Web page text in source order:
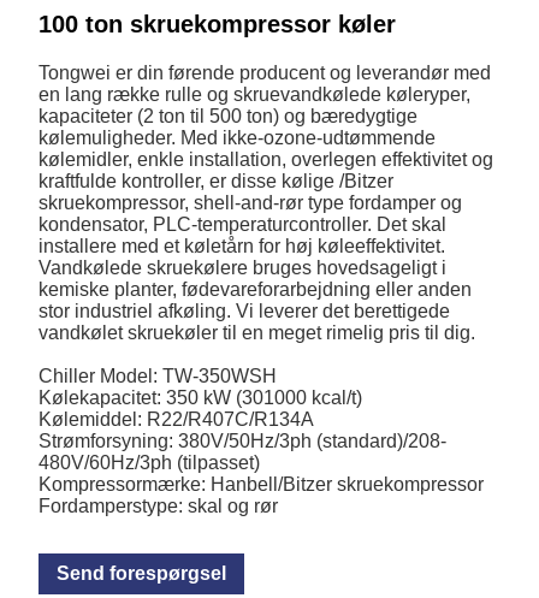
100 ton skruekompressor køler
Tongwei er din førende producent og leverandør med
en lang række rulle og skruevandkølede køleryper,
kapaciteter (2 ton til 500 ton) og bæredygtige
kølemuligheder. Med ikke-ozone-udtømmende
kølemidler, enkle installation, overlegen effektivitet og
kraftfulde kontroller, er disse kølige /Bitzer
skruekompressor, shell-and-rør type fordamper og
kondensator, PLC-temperaturcontroller. Det skal
installere med et køletårn for høj køleeffektivitet.
Vandkølede skruekølere bruges hovedsageligt i
kemiske planter, fødevareforarbejdning eller anden
stor industriel afkøling. Vi leverer det berettigede
vandkølet skruekøler til en meget rimelig pris til dig.
Chiller Model: TW-350WSH
Kølekapacitet: 350 kW (301000 kcal/t)
Kølemiddel: R22/R407C/R134A
Strømforsyning: 380V/50Hz/3ph (standard)/208-
480V/60Hz/3ph (tilpasset)
Kompressormærke: Hanbell/Bitzer skruekompressor
Fordamperstype: skal og rør
Send forespørgsel